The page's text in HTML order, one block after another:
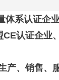
体系认证企
认证企业
产、销售、